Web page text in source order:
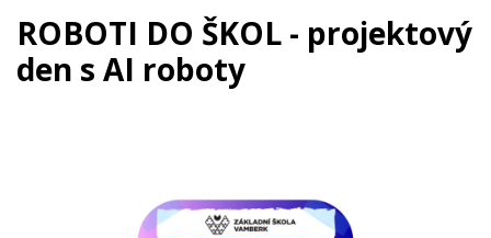
ROBOTI DO ŠKOL - projektový
den s AI roboty